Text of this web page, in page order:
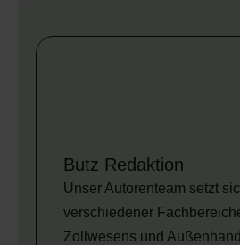
Butz Redaktion
Unser Autorenteam setzt
verschiedener
Zollwesens und